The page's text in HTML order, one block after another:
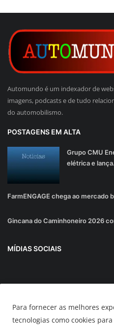
Automundo é um indexador de
imagens, podcasts e de tudo
do automobilismo.
POSTAGENS EM ALTA
Grupo CMU
elétrica e
FarmENGAGE chega ao mercado
Gincana do Caminhoneiro 2026
MÍDIAS SOCIAIS
Para fornecer as melhores
tecnologias como cookies